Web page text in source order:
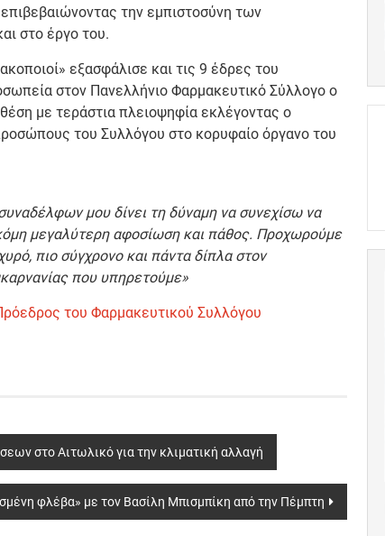
την εμπιστοσύνη των
στο έργο του.
εξασφάλισε και τις 9 έδρες του
στον Πανελλήνιο Φαρμακευτικό Σύλλογο ο
με τεράστια πλειοψηφία εκλέγοντας ο
του Συλλόγου στο κορυφαίο όργανο του
μου δίνει τη δύναμη να συνεχίσω να
μεγαλύτερη αφοσίωση και πάθος. Προχωρούμε
πιο σύγχρονο και πάντα δίπλα στον
που υπηρετούμε»
του Φαρμακευτικού Συλλόγου
στο Αιτωλικό για την κλιματική αλλαγή
φλέβα» με τον Βασίλη Μπισμπίκη από την Πέμπτη